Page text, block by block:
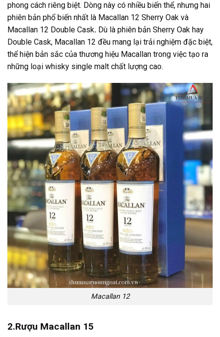
phong cách riêng biệt. Dòng này có nhiều biến thể, nhưng hai
phiên bản phổ biến nhất là Macallan 12 Sherry Oak và
Macallan 12 Double Cask. Dù là phiên bản Sherry Oak hay
Double Cask, Macallan 12 đều mang lại trải nghiệm đặc biệt,
thể hiện bản sắc của thương hiệu Macallan trong việc tạo ra
những loại whisky single malt chất lượng cao.
Macallan 12
2.Rượu Macallan 15